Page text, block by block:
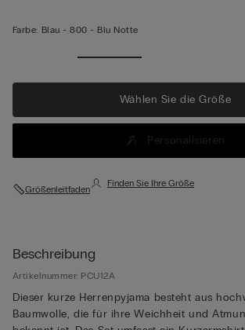
Farbe: Blau -800 - Blu Notte
Wählen Sie die Größe
Personalisieren
Größenleitfaden
Finden Sie Ihre Größe
Beschreibung
Artikelnummer: PCU12A
Dieser kurze Herrenpyjama besteht aus
Baumwolle, die für ihre Weichheit und